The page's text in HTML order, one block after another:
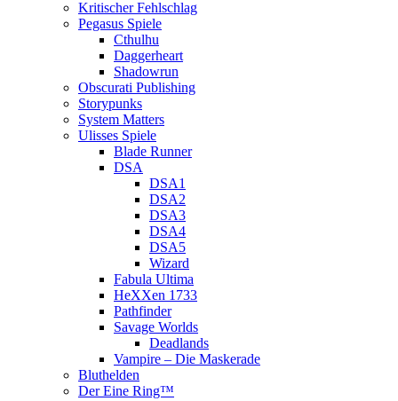
Kritischer Fehlschlag
Pegasus Spiele
Cthulhu
Daggerheart
Shadowrun
Obscurati Publishing
Storypunks
System Matters
Ulisses Spiele
Blade Runner
DSA
DSA1
DSA2
DSA3
DSA4
DSA5
Wizard
Fabula Ultima
HeXXen 1733
Pathfinder
Savage Worlds
Deadlands
Vampire – Die Maskerade
Bluthelden
Der Eine Ring™